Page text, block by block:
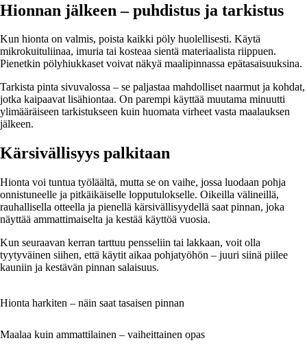
Hionnan jälkeen – puhdistus ja tarkistus
Kun hionta on valmis, poista kaikki pöly huolellisesti. Käytä
mikrokuituliinaa, imuria tai kosteaa sientä materiaalista riippuen.
Pienetkin pölyhiukkaset voivat näkyä maalipinnassa epätasaisuuksina.
Tarkista pinta sivuvalossa – se paljastaa mahdolliset naarmut ja kohdat,
jotka kaipaavat lisähiontaa. On parempi käyttää muutama minuutti
ylimääräiseen tarkistukseen kuin huomata virheet vasta maalauksen
jälkeen.
Kärsivällisyys palkitaan
Hionta voi tuntua työläältä, mutta se on vaihe, jossa luodaan pohja
onnistuneelle ja pitkäikäiselle lopputulokselle. Oikeilla välineillä,
rauhallisella otteella ja pienellä kärsivällisyydellä saat pinnan, joka
näyttää ammattimaiselta ja kestää käyttöä vuosia.
Kun seuraavan kerran tarttuu pensseliin tai lakkaan, voit olla
tyytyväinen siihen, että käytit aikaa pohjatyöhön – juuri siinä piilee
kauniin ja kestävän pinnan salaisuus.
Hionta harkiten – näin saat tasaisen pinnan
Maalaa kuin ammattilainen – vaiheittainen opas